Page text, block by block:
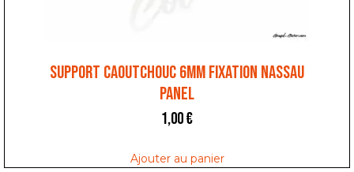
SUPPORT CAOUTCHOUC 6MM FIXATION NASSAU
PANEL
1,00€
Ajouter au panier